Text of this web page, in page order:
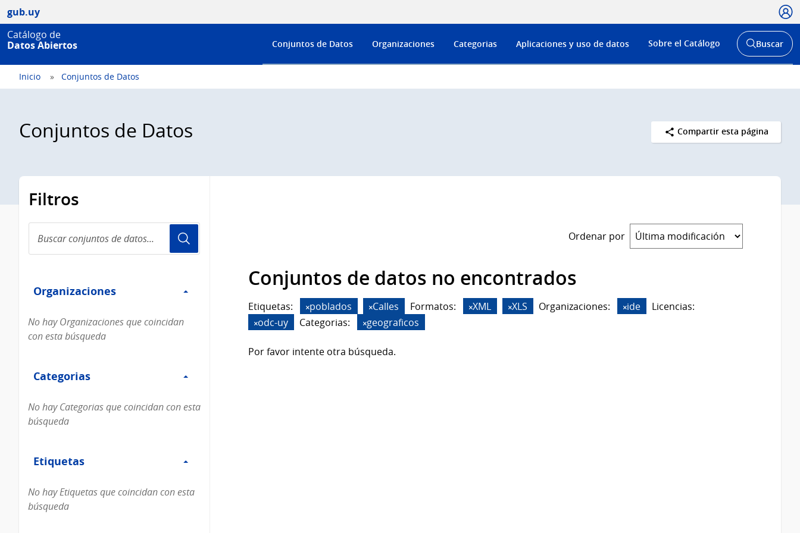
gub.uy
Catálogo de
Datos Abiertos
Menú
de
Conjuntos de Datos Organizaciones Categorias Aplicaciones y uso de datos Sobre el Catálogo
Abrir
buscador
Buscar
Inicio Conjuntos de Datos
Conjuntos de Datos Compartir esta página
Filtros
conjuntos
de
Organizaciones
Organizaciones
No hay Organizaciones que coincidan
con esta búsqueda
Categorias
Categorias
No hay Categorias que coincidan con esta
búsqueda
Etiquetas
Etiquetas
No hay Etiquetas que coincidan con esta
búsqueda
Ordenar por
Conjuntos de datos no encontrados
Etiquetas: poblados Calles Formatos: XML XLS Organizaciones: ide
Licencias:
odc-uy
Categorias: geograficos
Por favor intente otra búsqueda.